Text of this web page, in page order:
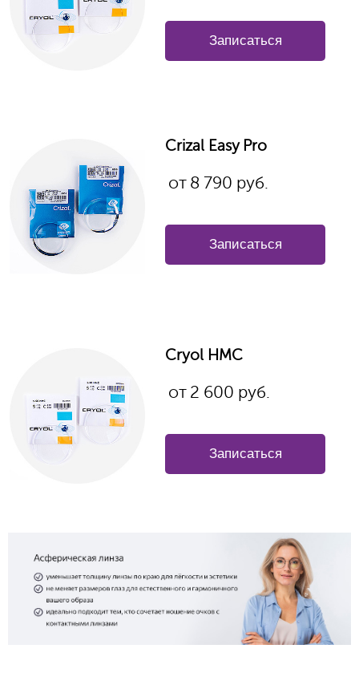
Записаться
Crizal Easy Pro
от 8 790 руб.
Записаться
Cryol HMC
от 2 600 руб.
Записаться